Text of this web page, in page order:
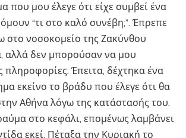
που μου έλεγε ότι είχε συμβεί ένα
“τι στο καλό συνέβη;”. Έπρεπε
στο νοσοκομείο της Ζακύνθου
αλλά δεν μπορούσαν να μου
Έπειτα, δέχτηκα ένα
εκείνο το βράδυ που έλεγε ότι θα
Αθήνα λόγω της κατάστασής του.
στο κεφάλι, επομένως λαμβάνει
εκεί. Πέταξα την Κυριακή το